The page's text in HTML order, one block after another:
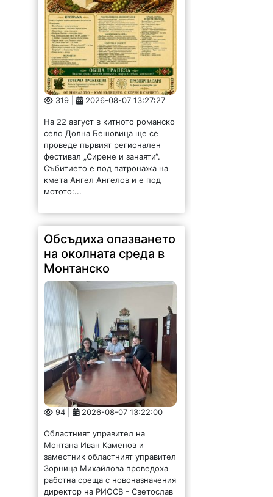
319 | 2026-08-07 13:27:27
На 22 август в китното романско
село Долна Бешовица ще се
проведе първият регионален
фестивал „Сирене и занаяти“.
Събитието е под патронажа на
кмета Ангел Ангелов и е под
мотото:...
Обсъдиха опазването
на околната среда в
Монтанско
94 | 2026-08-07 13:22:00
Областният управител на
Монтана Иван Каменов и
заместник областният управител
Зорница Михайлова проведоха
работна среща с новоназначения
директор на РИОСВ - Светослав